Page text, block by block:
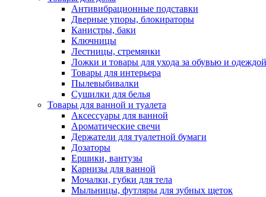
Антивибрационные подставки
Дверные упоры, блокираторы
Канистры, баки
Ключницы
Лестницы, стремянки
Ложки и товары для ухода за обувью и одеждой
Товары для интерьера
Пылевыбивалки
Сушилки для белья
Товары для ванной и туалета
Аксессуары для ванной
Ароматические свечи
Держатели для туалетной бумаги
Дозаторы
Ершики, вантузы
Карнизы для ванной
Мочалки, губки для тела
Мыльницы, футляры для зубных щеток